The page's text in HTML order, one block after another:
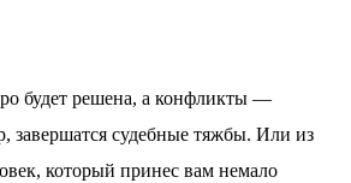
будет решена, а конфликты —
завершатся судебные тяжбы. Или из
который принес вам немало